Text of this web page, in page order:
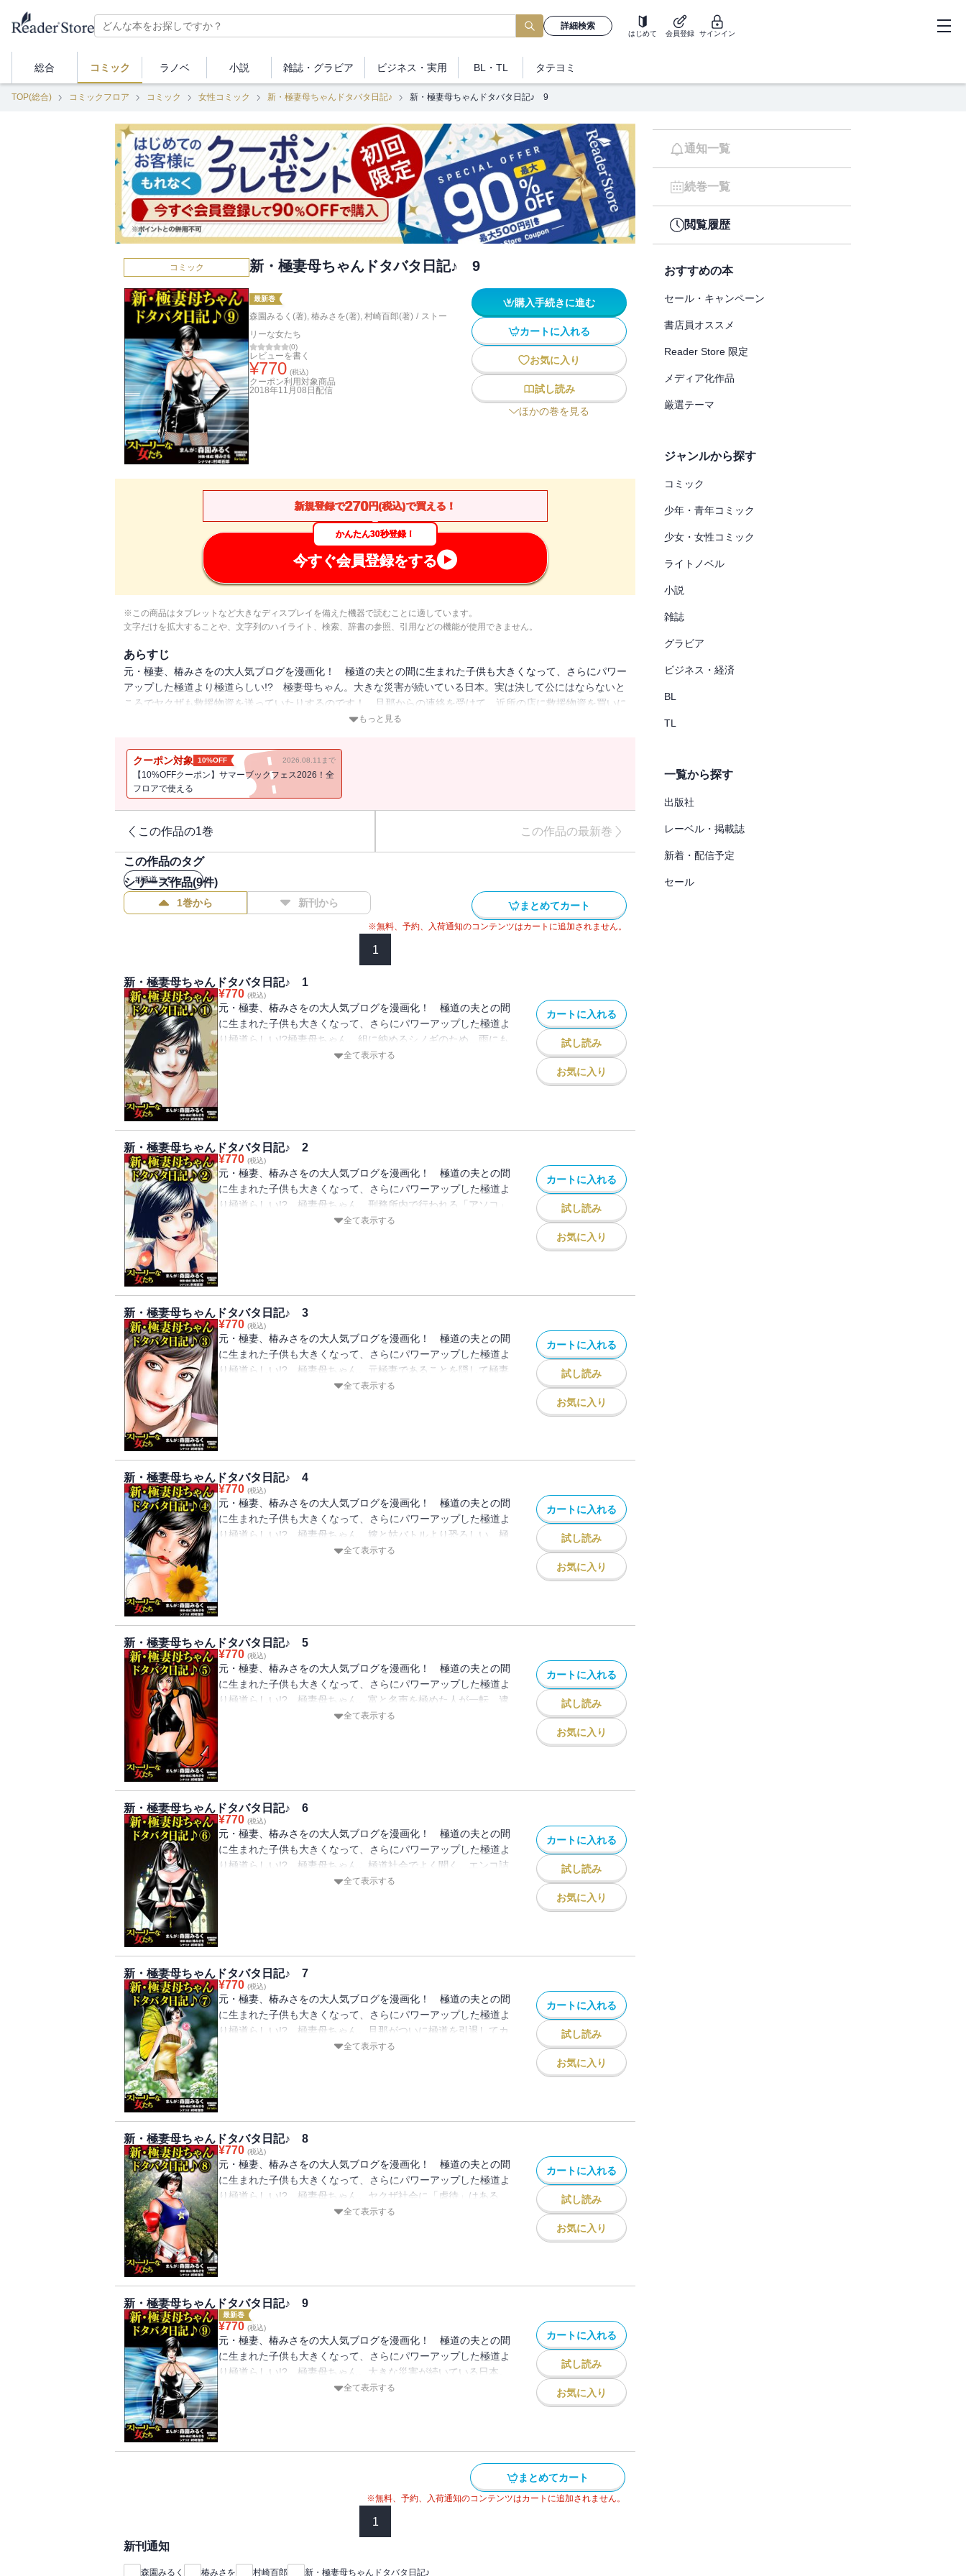
詳細検索
はじめて 会員登録 サインイン
総合 コミック ラノベ 小説 雑誌・ グラビア ビジネス ・実用 BL・TL タテヨミ
TOP(総合) コミックフロア コミック 女性コミック 新・極妻母ちゃんドタバタ日記♪ 新・極妻母ちゃんドタバタ日記♪ 9
コミック 新・極妻母ちゃんドタバタ日記♪ 9
最新巻
森園みるく(著), 椿みさを(著), 村崎百郎(著) / ストー
リーな女たち
(0)
レビューを書く
¥770 (税込)
クーポン利用対象商品
2018年11月08日 配信
購入手続きに進む
カートに入れる
お気に入り
試し読み
ほかの巻を見る
新規登録で270円(税込)で買える！
かんたん30秒登録！
今すぐ会員登録をする
※この商品はタブレットなど大きなディスプレイを備えた機器で読むことに適しています。
文字だけを拡大することや、文字列のハイライト、検索、辞書の参照、引用などの機能が使用できません。
あらすじ
元・極妻、椿みさをの大人気ブログを漫画化！ 極道の夫との間に生まれた子供も大きくなって、さらにパワー
アップした極道より極道らしい!? 極妻母ちゃん。大きな災害が続いている日本。実は決して公にはならないと
ころでヤクザも救援物資を送っていたりするのです！ 旦那からの連絡を受けて、近所の店に救援物資を買いに
走る極妻たち。そしてそれをいち早く被災地に運ぶヤクザたち…しかし、そこにはヤクザ故に越えなくてはいけ
もっと見る
クーポン対象 10%OFF 2026.08.11まで
【10%OFFクーポン】サマーブックフェス2026！全
フロアで使える
この作品の1巻 この作品の最新巻
この作品のタグ
#極道コミック
シリーズ作品(9件)
1巻から 新刊から まとめてカート
※無料、予約、入荷通知のコンテンツはカートに追加されません。
1
新・極妻母ちゃんドタバタ日記♪ 1
¥770 (税込)
元・極妻、椿みさをの大人気ブログを漫画化！ 極道の夫との間
に生まれた子供も大きくなって、さらにパワーアップした極道よ
り極道らしい!?極妻母ちゃん。組に納めるシノギのため…雨にも
負けず風にも負けず極妻が必死に車を飛ばす「台風壮絶バトル物
全て表示する
カートに入れる
試し読み
お気に入り
新・極妻母ちゃんドタバタ日記♪ 2
¥770 (税込)
元・極妻、椿みさをの大人気ブログを漫画化！ 極道の夫との間
に生まれた子供も大きくなって、さらにパワーアップした極道よ
り極道らしい!? 極妻母ちゃん。刑務所内で行われる「アソコ」
にしこんだ「真珠」のイタ～イ舞台裏……詳しい図解入りでわか
全て表示する
カートに入れる
試し読み
お気に入り
新・極妻母ちゃんドタバタ日記♪ 3
¥770 (税込)
元・極妻、椿みさをの大人気ブログを漫画化！ 極道の夫との間
に生まれた子供も大きくなって、さらにパワーアップした極道よ
り極道らしい!? 極妻母ちゃん。元極妻であることを隠して極妻
母ちゃんが働く会社に聞き込みにやってきた刑事たち。会社内で
全て表示する
カートに入れる
試し読み
お気に入り
新・極妻母ちゃんドタバタ日記♪ 4
¥770 (税込)
元・極妻、椿みさをの大人気ブログを漫画化！ 極道の夫との間
に生まれた子供も大きくなって、さらにパワーアップした極道よ
り極道らしい!? 極妻母ちゃん。嫁と姑バトルより恐ろしい、極
妻娘と実母バトル勃発！ 傍若無人、唯我独尊、自分の非は絶対
全て表示する
カートに入れる
試し読み
お気に入り
新・極妻母ちゃんドタバタ日記♪ 5
¥770 (税込)
元・極妻、椿みさをの大人気ブログを漫画化！ 極道の夫との間
に生まれた子供も大きくなって、さらにパワーアップした極道よ
り極道らしい!? 極妻母ちゃん。富と名声を極めた人が一転、逮
捕されて監獄にいくなんて話もちらほら聞く昨今。そこで、経験
全て表示する
カートに入れる
試し読み
お気に入り
新・極妻母ちゃんドタバタ日記♪ 6
¥770 (税込)
元・極妻、椿みさをの大人気ブログを漫画化！ 極道の夫との間
に生まれた子供も大きくなって、さらにパワーアップした極道よ
り極道らしい!? 極妻母ちゃん。極道社会でよく聞く、エンコ詰
め＝いわゆる「指詰め」。昼食時に突然やってきた、おっちょこ
全て表示する
カートに入れる
試し読み
お気に入り
新・極妻母ちゃんドタバタ日記♪ 7
¥770 (税込)
元・極妻、椿みさをの大人気ブログを漫画化！ 極道の夫との間
に生まれた子供も大きくなって、さらにパワーアップした極道よ
り極道らしい!? 極妻母ちゃん。旦那がついに極道を引退してカ
タギに！ 生まれてこの方、ただの一度も（カタギの）仕事をし
全て表示する
カートに入れる
試し読み
お気に入り
新・極妻母ちゃんドタバタ日記♪ 8
¥770 (税込)
元・極妻、椿みさをの大人気ブログを漫画化！ 極道の夫との間
に生まれた子供も大きくなって、さらにパワーアップした極道よ
り極道らしい!? 極妻母ちゃん。ヤクザ社会に「虐待」はある
の？ 嘘つきで逃亡癖があるけど、なぜか憎めないT組員。過去
全て表示する
カートに入れる
試し読み
お気に入り
新・極妻母ちゃんドタバタ日記♪ 9
最新巻
¥770 (税込)
元・極妻、椿みさをの大人気ブログを漫画化！ 極道の夫との間
に生まれた子供も大きくなって、さらにパワーアップした極道よ
り極道らしい!? 極妻母ちゃん。大きな災害が続いている日本。
実は決して公にはならないところでヤクザも救援物資を送ってい
「ヤクザ関所」があったのだった！
全て表示する
カートに入れる
試し読み
お気に入り
まとめてカート
※無料、予約、入荷通知のコンテンツはカートに追加されません。
1
新刊通知
森園みるく 椿みさを 村崎百郎 新・極妻母ちゃんドタバタ日記♪
通知一覧
続巻一覧
閲覧履歴
おすすめの本
セール・キャンペーン
書店員オススメ
Reader Store 限定
メディア化作品
厳選テーマ
ジャンルから探す
コミック
少年・青年コミック
少女・女性コミック
ライトノベル
小説
雑誌
グラビア
ビジネス・経済
BL
TL
一覧から探す
出版社
レーベル・掲載誌
新着・配信予定
セール